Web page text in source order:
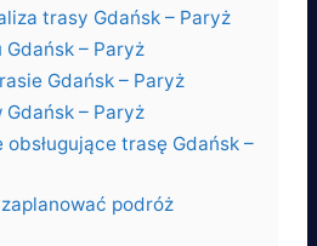
trasy Gdańsk – Paryż
– Paryż
Gdańsk – Paryż
– Paryż
trasę Gdańsk –
podróż